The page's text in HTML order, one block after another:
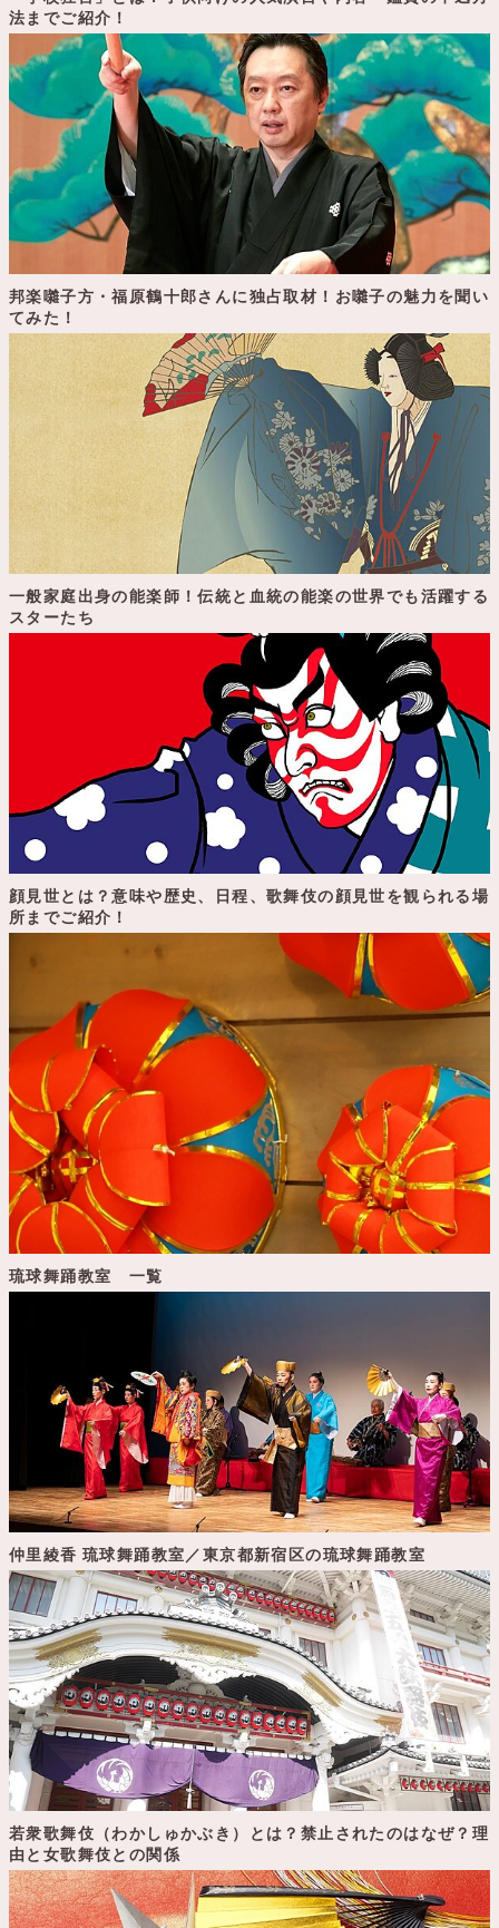
法までご紹介！
邦楽囃子方・福原鶴十郎さんに独占取材！お囃子の魅力を聞い
てみた！
一般家庭出身の能楽師！伝統と血統の能楽の世界でも活躍する
スターたち
顔見世とは？意味や歴史、日程、歌舞伎の顔見世を観られる場
所までご紹介！
琉球舞踊教室 一覧
仲里綾香 琉球舞踊教室／東京都新宿区の琉球舞踊教室
若衆歌舞伎（わかしゅかぶき）とは？禁止されたのはなぜ？理
由と女歌舞伎との関係